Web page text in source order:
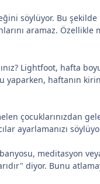
söylüyor. Bu şekilde
aramaz. Özellikle
Lightfoot, hafta
yaparken, haftanın
çocuklarınızdan
ayarlamanızı
meditasyon
diyor. Bunu